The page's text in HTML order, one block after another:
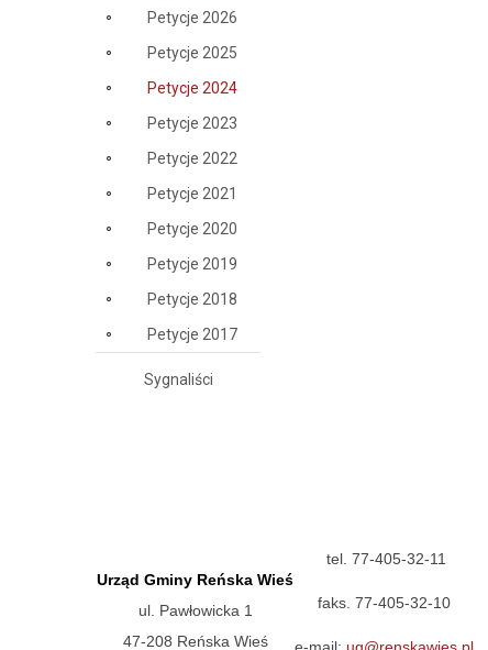
Petycje 2026
Petycje 2025
Petycje 2024
Petycje 2023
Petycje 2022
Petycje 2021
Petycje 2020
Petycje 2019
Petycje 2018
Petycje 2017
Sygnaliści
Urząd Gminy Reńska Wieś
ul. Pawłowicka 1
47-208 Reńska Wieś
tel. 77-405-32-11
faks. 77-405-32-10